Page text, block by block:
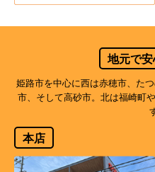
地元で
姫路市を中心に西は赤穂市、た
市、そして高砂市。北は福崎町
本店